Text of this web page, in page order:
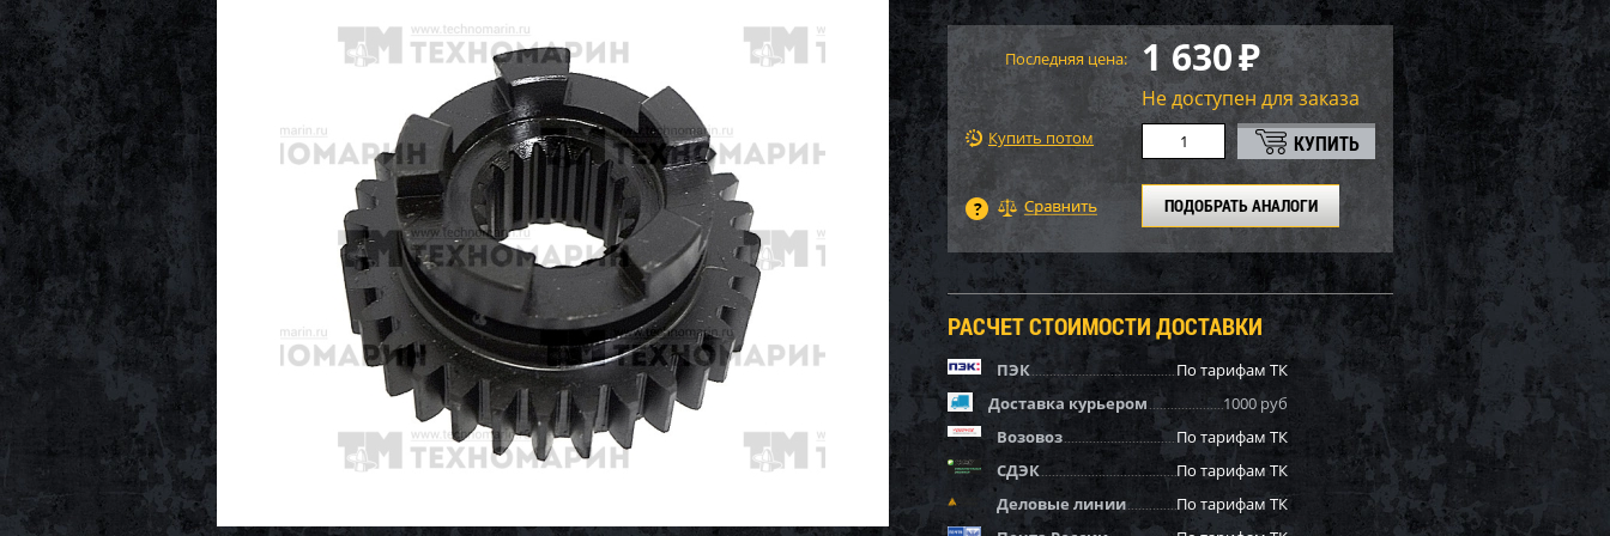
Последняя цена: 1 630₽
Не доступен для заказа
Купить потом
ПОДОБРАТЬ АНАЛОГИ
РАСЧЕТ СТОИМОСТИ ДОСТАВКИ
ПЭК
По тарифам ТК
Доставка курьером
1000 руб
Возовоз
По тарифам ТК
СДЭК
По тарифам ТК
Деловые линии
По тарифам ТК